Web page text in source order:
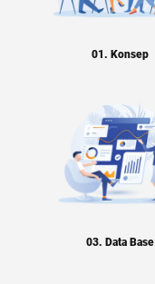
01. Konsep
03. Data Base